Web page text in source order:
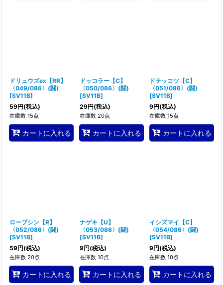
ドリュウズex【RR】
〈049/086〉(闘)
[SV11B]
59円(税込)
在庫数 15点
カートに入れる
ドッコラー【C】
〈050/086〉(闘)
[SV11B]
29円(税込)
在庫数 20点
カートに入れる
ドテッコツ【C】
〈051/086〉(闘)
[SV11B]
9円(税込)
在庫数 15点
カートに入れる
ローブシン【R】
〈052/086〉(闘)
[SV11B]
59円(税込)
在庫数 20点
カートに入れる
ナゲキ【U】
〈053/086〉(闘)
[SV11B]
9円(税込)
在庫数 10点
カートに入れる
イシズマイ【C】
〈054/086〉(闘)
[SV11B]
9円(税込)
在庫数 10点
カートに入れる